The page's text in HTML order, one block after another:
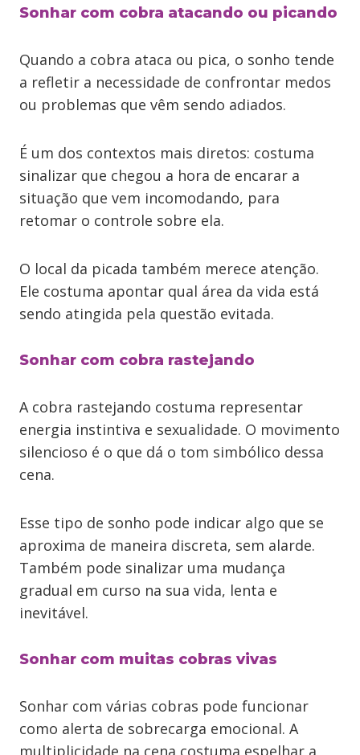
Sonhar com cobra atacando ou picando
Quando a cobra ataca ou pica, o sonho tende
a refletir a necessidade de confrontar medos
ou problemas que vêm sendo adiados.
É um dos contextos mais diretos: costuma
sinalizar que chegou a hora de encarar a
situação que vem incomodando, para
retomar o controle sobre ela.
O local da picada também merece atenção.
Ele costuma apontar qual área da vida está
sendo atingida pela questão evitada.
Sonhar com cobra rastejando
A cobra rastejando costuma representar
energia instintiva e sexualidade. O movimento
silencioso é o que dá o tom simbólico dessa
cena.
Esse tipo de sonho pode indicar algo que se
aproxima de maneira discreta, sem alarde.
Também pode sinalizar uma mudança
gradual em curso na sua vida, lenta e
inevitável.
Sonhar com muitas cobras vivas
Sonhar com várias cobras pode funcionar
como alerta de sobrecarga emocional. A
multiplicidade na cena costuma espelhar a